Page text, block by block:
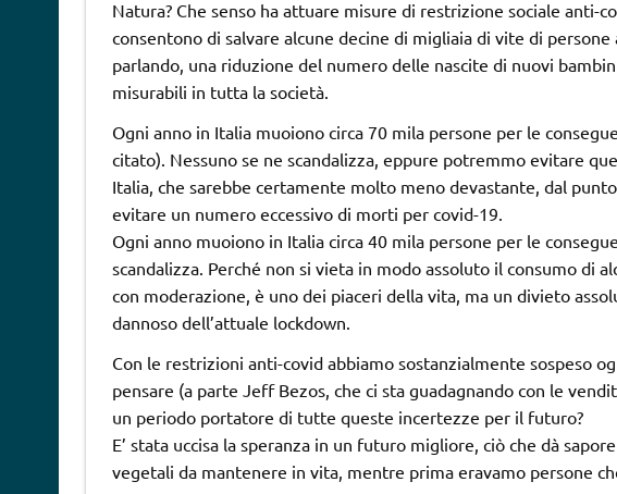
Natura? Che senso ha attuare misure di restrizione sociale anti-
consentono di salvare alcune decine di migliaia di vite di
parlando, una riduzione del numero delle nascite di nuovi
misurabili in tutta la società.
Ogni anno in Italia muoiono circa 70 mila persone per le
citato). Nessuno se ne scandalizza, eppure potremmo evitare
Italia, che sarebbe certamente molto meno devastante, dal
evitare un numero eccessivo di morti per covid-19.
Ogni anno muoiono in Italia circa 40 mila persone per le
scandalizza. Perché non si vieta in modo assoluto il consumo di
con moderazione, è uno dei piaceri della vita, ma un divieto
dannoso dell’attuale lockdown.
Con le restrizioni anti-covid abbiamo sostanzialmente sospeso
pensare (a parte Jeff Bezos, che ci sta guadagnando con le
un periodo portatore di tutte queste incertezze per il futuro?
E’ stata uccisa la speranza in un futuro migliore, ciò che dà
vegetali da mantenere in vita, mentre prima eravamo persone